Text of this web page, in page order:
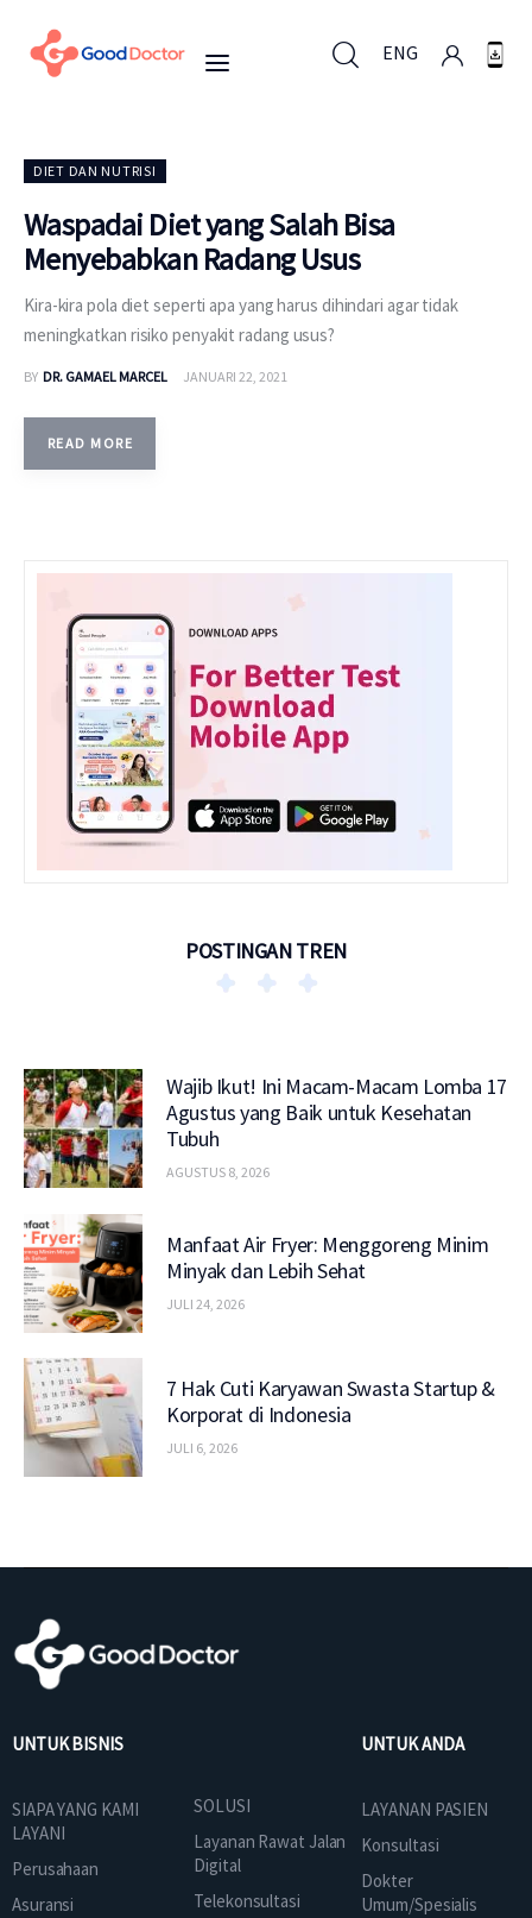
ENG
Untuk Bisnis
Untuk Anda
Mengapa Good Doctor
Berita
DIET DAN NUTRISI
Waspadai Diet yang Salah Bisa
Menyebabkan Radang Usus
Kira-kira pola diet seperti apa yang harus dihindari agar tidak
meningkatkan risiko penyakit radang usus?
BY DR. GAMAEL MARCEL JANUARI 22, 2021
READ MORE
POSTINGAN TREN
Wajib Ikut! Ini Macam-Macam Lomba 17
Agustus yang Baik untuk Kesehatan
Tubuh
AGUSTUS 8, 2026
Manfaat Air Fryer: Menggoreng Minim
Minyak dan Lebih Sehat
JULI 24, 2026
7 Hak Cuti Karyawan Swasta Startup &
Korporat di Indonesia
JULI 6, 2026
UNTUK BISNIS
SIAPA YANG KAMI
LAYANI
Perusahaan
Asuransi
SOLUSI
Layanan Rawat Jalan
Digital
Telekonsultasi
UNTUK ANDA
LAYANAN PASIEN
Konsultasi
Dokter
Umum/Spesialis